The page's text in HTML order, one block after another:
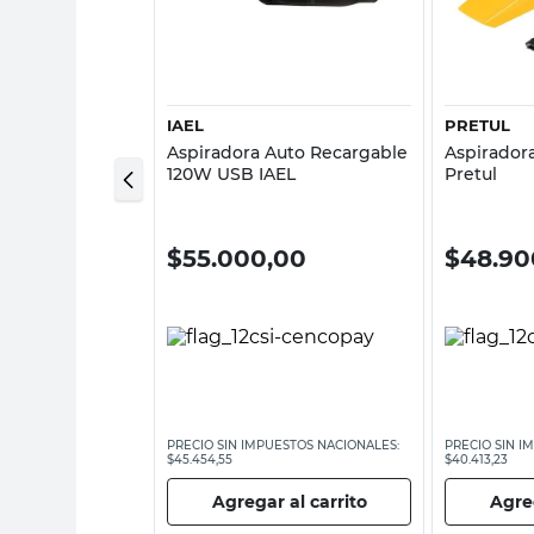
IAEL
Aspiradora Auto Recargable
120W USB IAEL
$55.000,00
PRECIO SIN IMPUESTOS NACIONALES:
$45.454,55
Agregar al carrito
PRETUL
Pretul
$
PRECIO SIN
$40.413,23